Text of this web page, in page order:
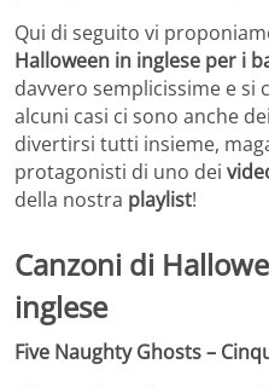
Qui di seguito vi
Halloween in inglese per i
davvero semplicissime e si
alcuni casi ci sono anche
divertirsi tutti insieme,
protagonisti di uno dei
della nostra playlist!
Canzoni di
inglese
Five Naughty Ghosts –